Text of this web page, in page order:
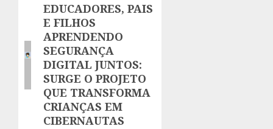
navigation
Previous
post:
EDUCADORES, PAIS
E FILHOS
APRENDENDO
SEGURANÇA
DIGITAL JUNTOS:
SURGE O PROJETO
QUE TRANSFORMA
CRIANÇAS EM
CIBERNAUTAS